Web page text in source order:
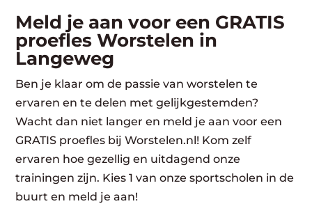
Meld je aan voor een GRATIS
proefles Worstelen in
Langeweg
Ben je klaar om de passie van worstelen te
ervaren en te delen met gelijkgestemden?
Wacht dan niet langer en meld je aan voor een
GRATIS proefles bij Worstelen.nl! Kom zelf
ervaren hoe gezellig en uitdagend onze
trainingen zijn. Kies 1 van onze sportscholen in de
buurt en meld je aan!